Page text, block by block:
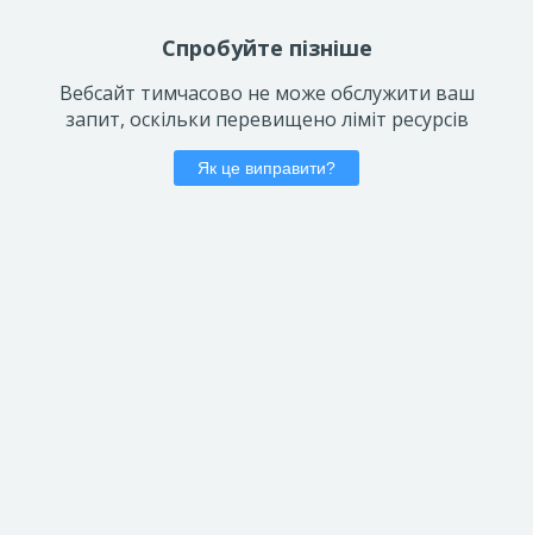
Спробуйте пізніше
Вебсайт тимчасово не може обслужити ваш
запит, оскільки перевищено ліміт ресурсів
Як це виправити?